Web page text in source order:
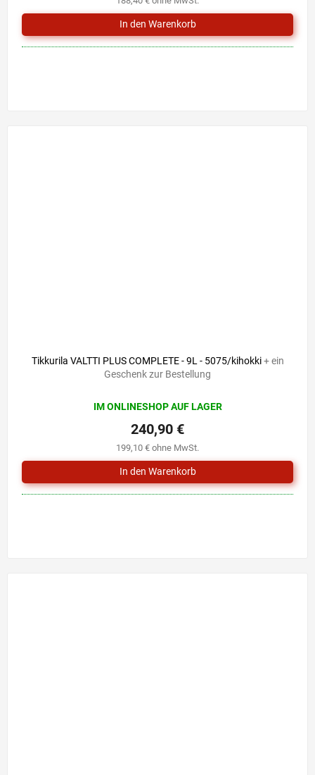
Tikkurila VALTTI PLUS COMPLETE - 9L - 5075/kihokki+ ein
Geschenk zur Bestellung
IM ONLINESHOP AUF LAGER
199,10 € ohne MwSt.
240,90 €